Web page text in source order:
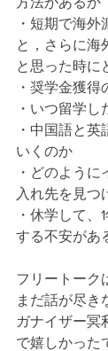
・短期で海
と，さらに海
と思った時に
・奨学金獲得
・いつ留学
・中国語と
いくのか
・どのよう
入れ先を見つ
・休学して、
する不安があ
フリートーク
まだ話が尽き
ガナイザー冥
で嬉しかった